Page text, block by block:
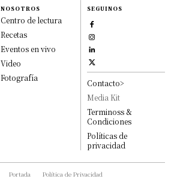
NOSOTROS
Centro de lectura
Recetas
Eventos en vivo
Video
Fotografía
SEGUINOS
Contacto>
Media Kit
Terminoss &
Condiciones
Políticas de
privacidad
Portada
Política de Privacidad